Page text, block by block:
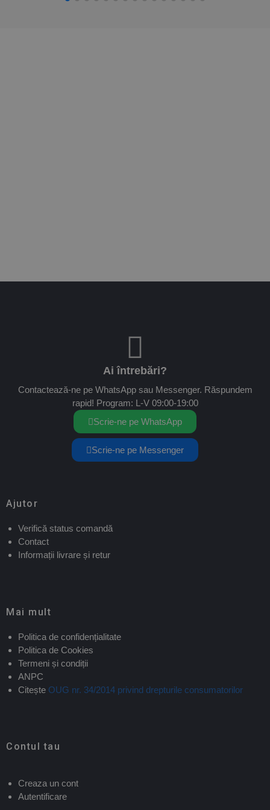
Ai întrebări?
Contactează-ne pe WhatsApp sau Messenger. Răspundem
rapid! Program: L-V 09:00-19:00
Scrie-ne pe WhatsApp
Scrie-ne pe Messenger
Ajutor
Verifică status comandă
Contact
Informații livrare și retur
Mai mult
Politica de confidențialitate
Politica de Cookies
Termeni și condiții
ANPC
Citește OUG nr. 34/2014 privind drepturile consumatorilor
Contul tau
Creaza un cont
Autentificare